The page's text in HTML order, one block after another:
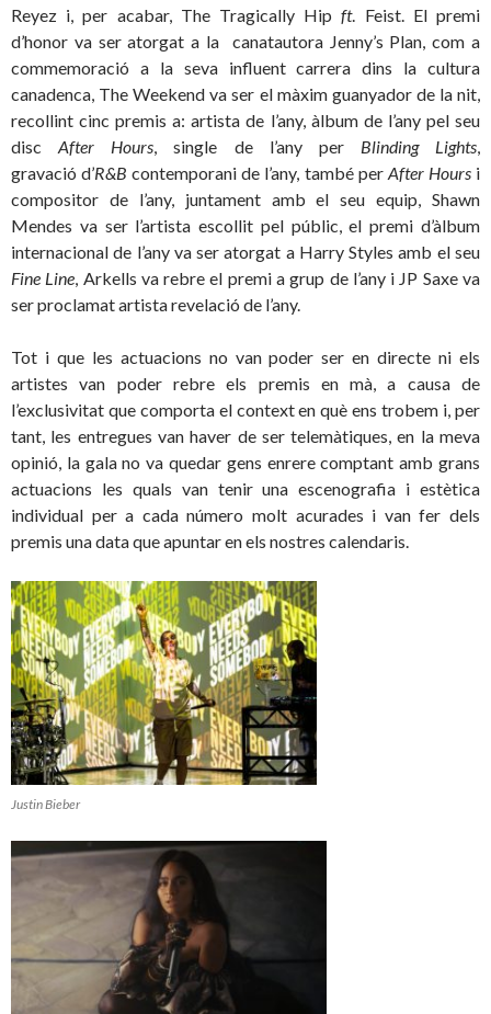
Reyez i, per acabar, The Tragically Hipft. Feist. El premi
d’honor va ser atorgat a la canatautora Jenny’s Plan, com a
commemoració a la seva influent carrera dins la cultura
canadenca, The Weekend va ser el màxim guanyador de la nit,
recollint cinc premis a: artista de l’any, àlbum de l’any pel seu
disc After Hours, single de l’any perBlinding Lights,
gravació d’R&B contemporani de l’any, també per After Hoursi
compositor de l’any, juntament amb el seu equip, Shawn
Mendes va ser l’artista escollit pel públic, el premi d’àlbum
internacional de l’any va ser atorgat a Harry Styles amb el seu
Fine Line, Arkells va rebre el premi a grup de l’any i JP Saxe va
ser proclamat artista revelació de l’any.
Tot i que les actuacions no van poder ser en directe ni els
artistes van poder rebre els premis en mà, a causa de
l’exclusivitat que comporta el context en què ens trobem i, per
tant, les entregues van haver de ser telemàtiques, en la meva
opinió, la gala no va quedar gens enrere comptant amb grans
actuacions les quals van tenir una escenografia i estètica
individual per a cada número molt acurades i van fer dels
premis una data que apuntar en els nostres calendaris.
Justin Bieber